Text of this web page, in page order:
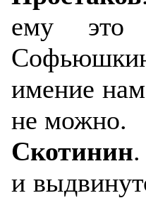
ему это
имение
не можно.
Скотинин
и